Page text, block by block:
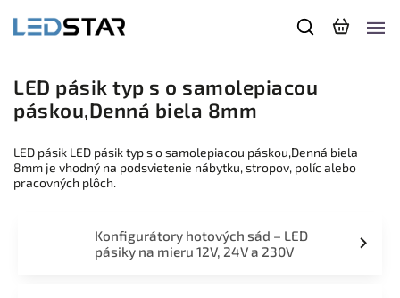
LED pásik typ s o samolepiacou
páskou,Denná biela 8mm
LED pásik LED pásik typ s o samolepiacou páskou,Denná biela
8mm je vhodný na podsvietenie nábytku, stropov, políc alebo
pracovných plôch.
Konfigurátory hotových sád – LED
pásiky na mieru 12V, 24V a 230V